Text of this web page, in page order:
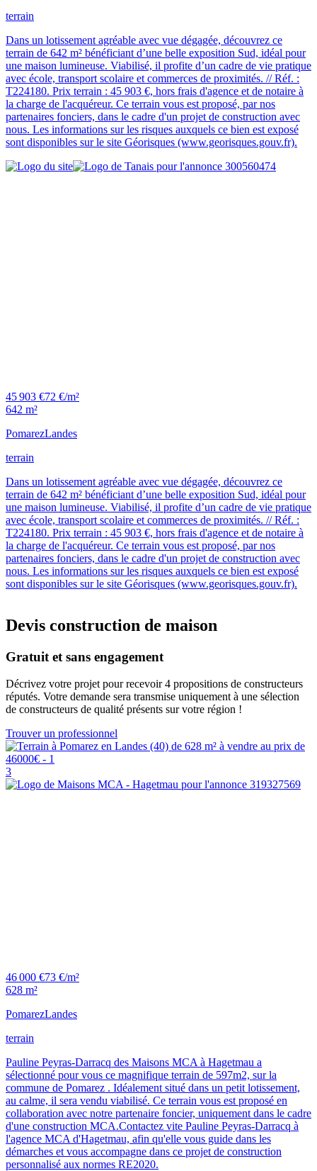
terrain
Dans un lotissement agréable avec vue dégagée, découvrez ce
terrain de 642 m² bénéficiant d’une belle exposition Sud, idéal pour
une maison lumineuse. Viabilisé, il profite d’un cadre de vie pratique
avec école, transport scolaire et commerces de proximités. // Réf. :
T224180. Prix terrain : 45 903 €, hors frais d'agence et de notaire à
la charge de l'acquéreur. Ce terrain vous est proposé, par nos
partenaires fonciers, dans le cadre d'un projet de construction avec
nous. Les informations sur les risques auxquels ce bien est exposé
sont disponibles sur le site Géorisques (www.georisques.gouv.fr).
45 903 €72 €/m²
642 m²
PomarezLandes
terrain
Dans un lotissement agréable avec vue dégagée, découvrez ce
terrain de 642 m² bénéficiant d’une belle exposition Sud, idéal pour
une maison lumineuse. Viabilisé, il profite d’un cadre de vie pratique
avec école, transport scolaire et commerces de proximités. // Réf. :
T224180. Prix terrain : 45 903 €, hors frais d'agence et de notaire à
la charge de l'acquéreur. Ce terrain vous est proposé, par nos
partenaires fonciers, dans le cadre d'un projet de construction avec
nous. Les informations sur les risques auxquels ce bien est exposé
sont disponibles sur le site Géorisques (www.georisques.gouv.fr).
Devis construction de maison
Gratuit et sans engagement
Décrivez votre projet pour recevoir 4 propositions de constructeurs
réputés. Votre demande sera transmise uniquement à une sélection
de constructeurs de qualité présents sur votre région !
Trouver un professionnel
3
46 000 €73 €/m²
628 m²
PomarezLandes
terrain
Pauline Peyras-Darracq des Maisons MCA à Hagetmau a
sélectionné pour vous ce magnifique terrain de 597m2, sur la
commune de Pomarez . Idéalement situé dans un petit lotissement,
au calme, il sera vendu viabilisé. Ce terrain vous est proposé en
collaboration avec notre partenaire foncier, uniquement dans le cadre
d'une construction MCA.Contactez vite Pauline Peyras-Darracq à
l'agence MCA d'Hagetmau, afin qu'elle vous guide dans les
démarches et vous accompagne dans ce projet de construction
personnalisé aux normes RE2020.